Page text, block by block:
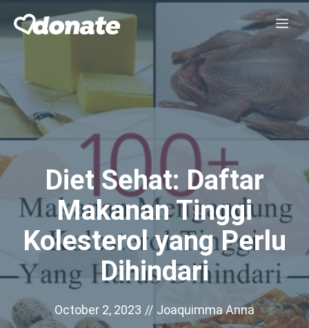
Diet Sehat: Daftar
Makanan Tinggi
Kolesterol yang Perlu
Dihindari
October 2, 2023 // Joaquimma Anna